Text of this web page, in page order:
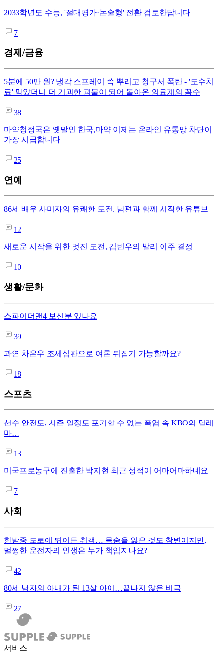
2033학년도 수능, '절대평가·논술형' 전환 검토한답니다
7
경제/금융
5분에 50만 원? 냉각 스프레이 쓱 뿌리고 청구서 폭탄 - '도수치
료' 막았더니 더 기괴한 괴물이 되어 돌아온 의료계의 꼼수
38
마약청정국은 옛말인 한국,마약 이제는 온라인 유통망 차단이
가장 시급합니다
25
연예
86세 배우 사미자의 유쾌한 도전, 남편과 함께 시작한 유튜브
12
새로운 시작을 위한 멋진 도전, 김빈우의 발리 이주 결정
10
생활/문화
스파이더맨4 보신분 있나요
39
과연 차은우 조세심판으로 여론 뒤집기 가능할까요?
18
스포츠
선수 안전도, 시즌 일정도 포기할 수 없는 폭염 속 KBO의 딜레
마…
13
미국프로농구에 진출한 박지현 최근 성적이 어마어마하네요
7
사회
한밤중 도로에 뛰어든 취객… 목숨을 잃은 것도 참변이지만,
멀쩡한 운전자의 인생은 누가 책임지나요?
42
80세 남자의 아내가 된 13살 아이…끝나지 않은 비극
27
서비스